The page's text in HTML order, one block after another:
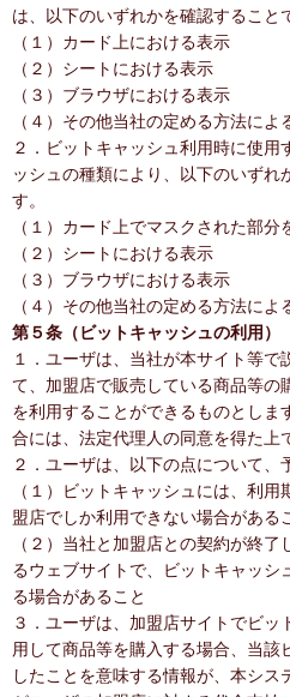
は、以下のいずれかを確認すること
（１）カード上における表示
（２）シートにおける表示
（３）ブラウザにおける表示
（４）その他当社の定める方法によ
２．ビットキャッシュ利用時に使用
ッシュの種類により、以下のいずれ
す。
（１）カード上でマスクされた部
（２）シートにおける表示
（３）ブラウザにおける表示
（４）その他当社の定める方法によ
第５条（ビットキャッシュの利用）
１．ユーザは、当社が本サイト等で
て、加盟店で販売している商品等の
を利用することができるものとしま
合には、法定代理人の同意を得た上
２．ユーザは、以下の点について、
（１）ビットキャッシュには、利
盟店でしか利用できない場合がある
（２）当社と加盟店との契約が終
るウェブサイトで、ビットキャッシ
る場合があること
３．ユーザは、加盟店サイトでビッ
用して商品等を購入する場合、当
したことを意味する情報が、本シス